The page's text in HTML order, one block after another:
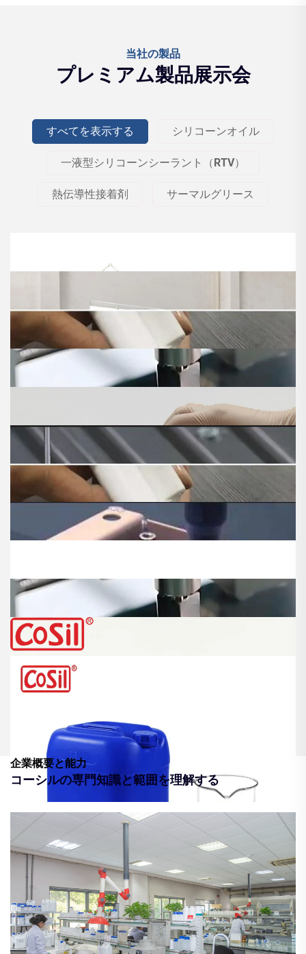
当社の製品
プレミアム製品展示会
すべてを表示する シリコーンオイル
一液型シリコーンシーラント（RTV）
熱伝導性接着剤 サーマルグリース
企業概要と能力
コーシルの専門知識と範囲を理解する